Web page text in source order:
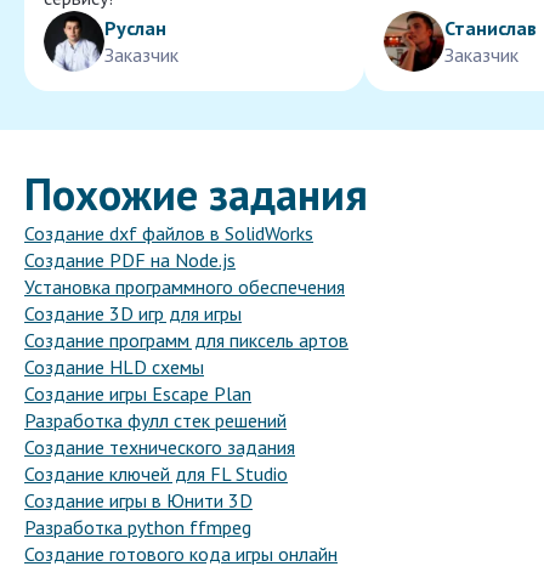
Руслан
Заказчик
Станислав
Заказчик
Похожие задания
Создание dxf файлов в SolidWorks
Создание PDF на Node.js
Установка программного обеспечения
Создание 3D игр для игры
Создание программ для пиксель артов
Создание HLD схемы
Создание игры Escape Plan
Разработка фулл стек решений
Создание технического задания
Создание ключей для FL Studio
Создание игры в Юнити 3D
Разработка python ffmpeg
Создание готового кода игры онлайн